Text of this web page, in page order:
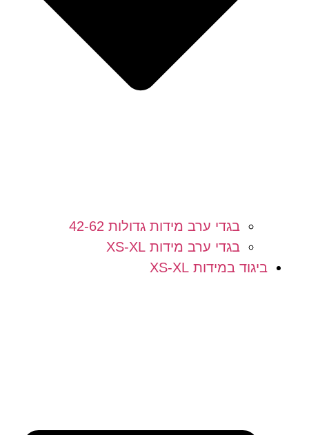
בגדי ערב מידות גדולות 42-62
בגדי ערב מידות XS-XL
ביגוד במידות XS-XL